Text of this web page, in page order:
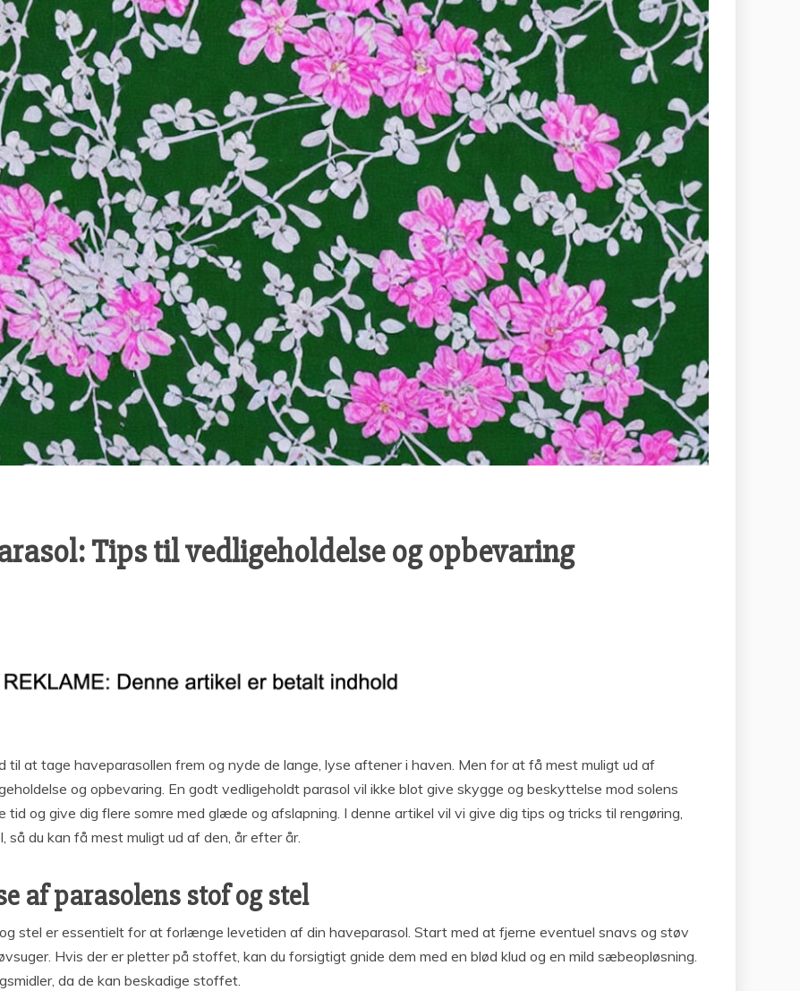
Tips til vedligeholdelse og opbevaring
til at tage haveparasollen frem og nyde de lange, lyse aftener i haven. Men for at få mest muligt ud af
og opbevaring. En godt vedligeholdt parasol vil ikke blot give skygge og beskyttelse mod solens
og give dig flere somre med glæde og afslapning. I denne artikel vil vi give dig tips og tricks til rengøring,
du kan få mest muligt ud af den, år efter år.
af parasolens stof og stel
stel er essentielt for at forlænge levetiden af din haveparasol. Start med at fjerne eventuel snavs og støv
Hvis der er pletter på stoffet, kan du forsigtigt gnide dem med en blød klud og en mild sæbeopløsning.
da de kan beskadige stoffet.